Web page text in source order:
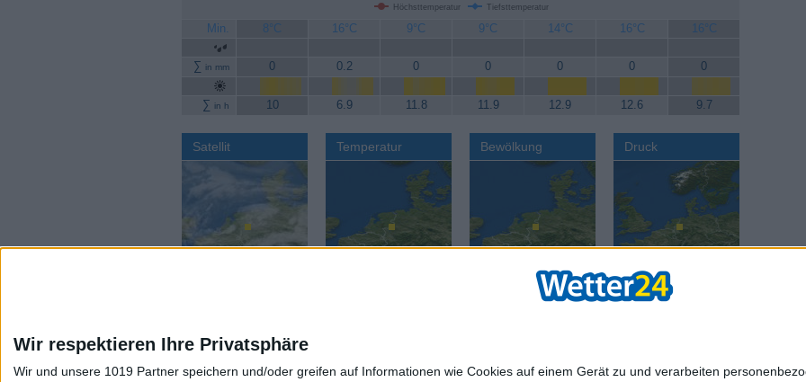
Wir respektieren Ihre Privatsphäre
Wir und unsere 1019 Partner speichern und/oder greifen auf Informationen wie Cookies auf einem Gerät zu und verarbeiten
Höchsttemperatur Tiefsttemperatur
Min. 8°C 16°C 9°C 9°C 14°C 16°C 16°C
∑ in mm 0 0.2 0 0 0 0 0
∑ in h 10 6.9 11.8 11.9 12.9 12.6 9.7
Satellit Temperatur Bewölkung Druck
Aktuelles Wetter: Wettervorhersage: Reisewetter: Reisewetter: Städte